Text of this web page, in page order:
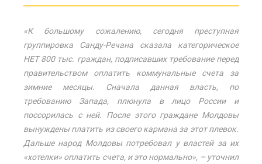
«К большому сожалению, сегодня преступная
группировка Санду-Речана сказала категорическое
НЕТ 800 тыс. граждан, подписавших требование перед
правительством оплатить коммунальные счета за
зимние месяцы. Сначала данная власть, по
требованию Запада, плюнула в лицо России и
поссорилась с ней. После этого граждане Молдовы
вынуждены платить из своего кармана за этот плевок.
Дальше народ Молдовы потребовал у властей за их
«хотелки» оплатить счета, и это нормально», – уточнил